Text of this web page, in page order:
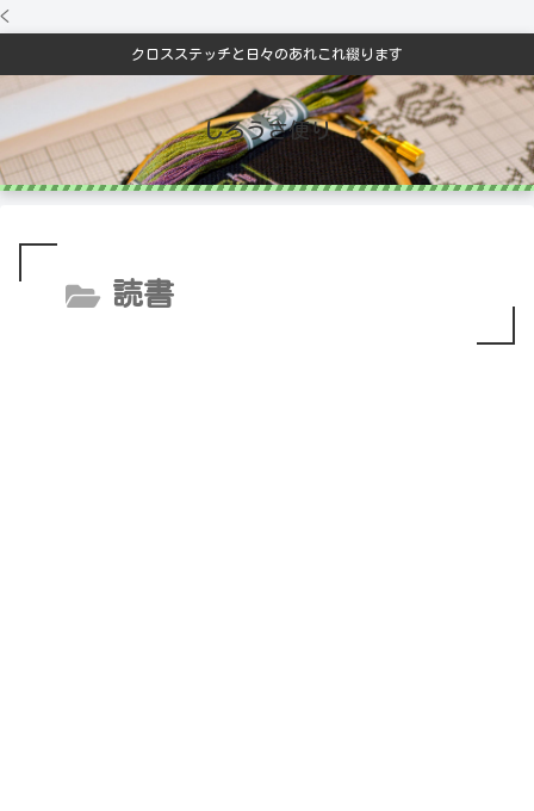
<
クロスステッチと日々のあれこれ綴ります
しろうさ便り
読書